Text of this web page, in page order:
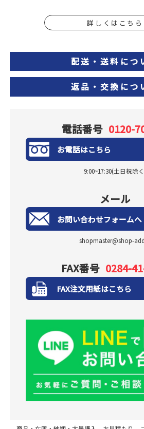
詳しくはこちら
配送・送料につ
返品・交換につ
電話番号 0120-
お電話はこちら
9:00~17:30(土日祝除
メール
お問い合わせフォームへ
shopmaster@shop-
FAX番号 0284-
FAX注文用紙はこちら